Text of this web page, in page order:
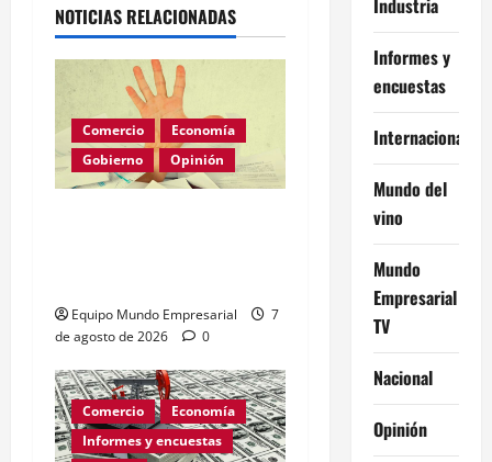
NOTICIAS RELACIONADAS
Comercio
Economía
Gobierno
Opinión
Equipo Mundo Empresarial
7
de agosto de 2026
0
Comercio
Economía
Informes y encuestas
Informes y
encuestas
Internacional
Mundo del
vino
Mundo
Empresarial
TV
Nacional
Opinión